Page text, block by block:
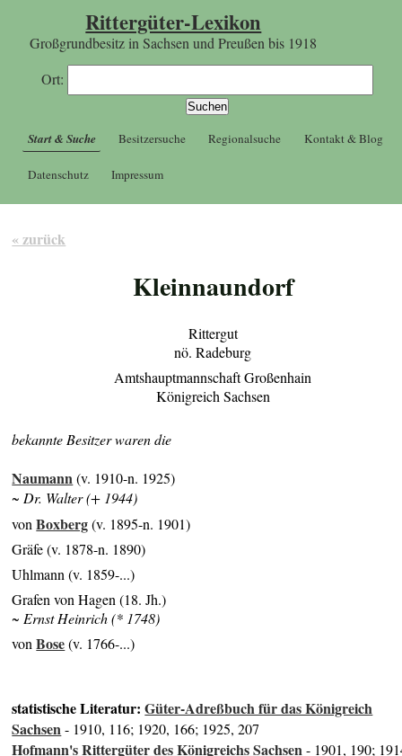
Rittergüter-Lexikon
Großgrundbesitz in Sachsen und Preußen bis 1918
Ort:
Start & Suche Besitzersuche Regionalsuche Kontakt & Blog
Datenschutz Impressum
« zurück
Kleinnaundorf
Rittergut
nö. Radeburg
Amtshauptmannschaft Großenhain
Königreich Sachsen
bekannte Besitzer waren die
Naumann(v. 1910-n. 1925)
~ Dr. Walter (+ 1944)
vonBoxberg(v. 1895-n. 1901)
Gräfe (v. 1878-n. 1890)
Uhlmann (v. 1859-...)
Grafen von Hagen (18. Jh.)
~ Ernst Heinrich (* 1748)
vonBose(v. 1766-...)
statistische Literatur:Güter-Adreßbuch für das Königreich
Sachsen- 1910, 116; 1920, 166; 1925, 207
Hofmann's Rittergüter des Königreichs Sachsen- 1901, 190;